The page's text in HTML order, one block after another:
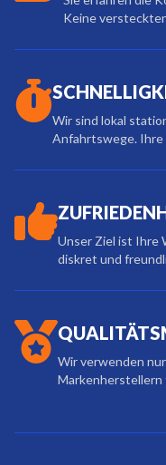
Keine
Wir sind lokal
Anfahrtswege.
Unser Ziel ist Ihre
diskret und
Wir verwenden